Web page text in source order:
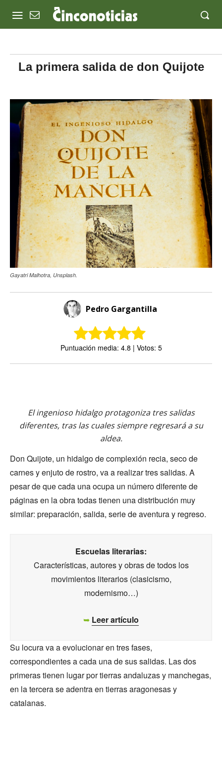
La primera salida de don Quijote
Gayatri Malhotra, Unsplash.
Pedro Gargantilla
Puntuación media: 4.8 | Votos: 5
El ingenioso hidalgo protagoniza tres salidas
diferentes, tras las cuales siempre regresará a su
aldea.
Don Quijote, un hidalgo de complexión recia, seco de
carnes y enjuto de rostro, va a realizar tres salidas. A
pesar de que cada una ocupa un número diferente de
páginas en la obra todas tienen una distribución muy
similar: preparación, salida, serie de aventura y regreso.
Escuelas literarias:
Características, autores y obras de todos los
movimientos literarios (clasicismo,
modernismo…)
➥ Leer artículo
Su locura va a evolucionar en tres fases,
correspondientes a cada una de sus salidas. Las dos
primeras tienen lugar por tierras andaluzas y manchegas,
en la tercera se adentra en tierras aragonesas y
catalanas.